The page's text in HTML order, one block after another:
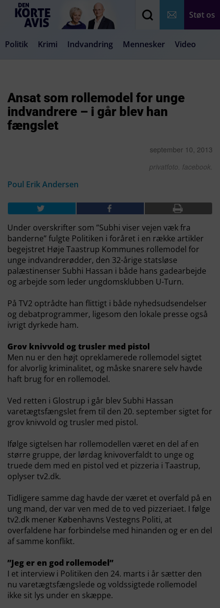
Støt os
Politik Krimi Indvandring Mennesker Video
Ansat som rollemodel for unge
indvandrere – i går blev han
fængslet
september 10, 2013
privatfoto. facebook.
Poul Erik Andersen
Under overskrifter som ”Subhi viser vejen væk fra
banderne” fulgte Politiken i foråret i en række artikler
begejstret Høje Taastrup Kommunes rollemodel for
unge indvandrerødder, den 32-årige statsløse
palæstinenser Subhi Hassan i både hans gadearbejde
og arbejde som leder ungdomsklubben U-Turn.
På TV2 optrådte han flittigt i både nyhedsudsendelser
og debatprogrammer, ligesom den lokale presse også
ivrigt dyrkede ham.
Grov knivvold og trusler med pistol
Men nu er den højt opreklamerede rollemodel sigtet
for alvorlig kriminalitet, og måske snarere selv havde
haft brug for en rollemodel.
Ved retten i Glostrup i går blev Subhi Hassan
varetægtsfængslet frem til den 20. september sigtet for
grov knivvold og trusler med pistol.
Ifølge sigtelsen har rollemodellen været en del af en
større gruppe, der lørdag knivoverfaldt to unge og
truede dem med en pistol ved et pizzeria i Taastrup,
oplyser tv2.dk.
Tidligere samme dag havde der været et overfald på en
ung mand, der var ven med de to ved pizzeriaet. I følge
tv2.dk mener Københavns Vestegns Politi, at
overfaldene har forbindelse med hinanden og er en del
af samme konflikt.
”Jeg er en god rollemodel”
I et interview i Politiken den 24. marts i år sætter den
nu varetægtsfængslede og voldssigtede rollemodel
ikke sit lys under en skæppe.